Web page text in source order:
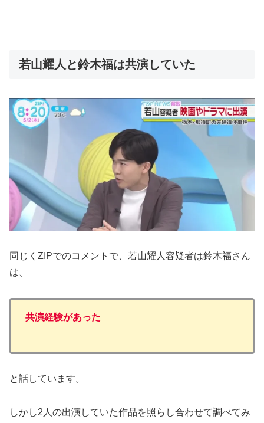
若山耀人と鈴木福は共演していた
同じくZIPでのコメントで、若山耀人容疑者は鈴木福さん
は、
共演経験があった
と話しています。
しかし2人の出演していた作品を照らし合わせて調べてみ